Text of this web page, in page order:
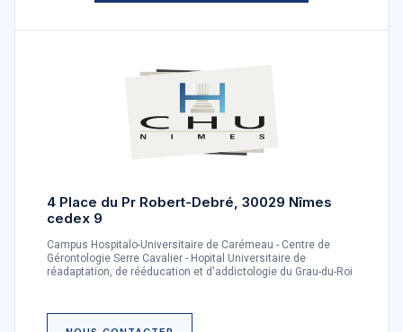
4 Place du Pr Robert-Debré, 30029 Nîmes
cedex 9
Campus Hospitalo-Universitaire de Carémeau - Centre de
Gérontologie Serre Cavalier - Hopital Universitaire de
réadaptation, de rééducation et d'addictologie du Grau-du-Roi